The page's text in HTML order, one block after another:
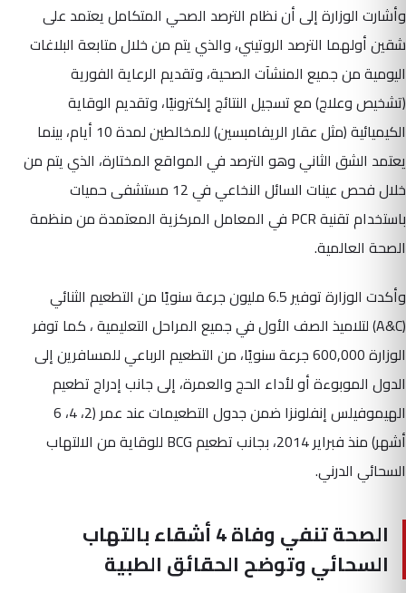
وأشارت الوزارة إلى أن نظام الترصد الصحي المتكامل يعتمد على
شقين أولهما الترصد الروتيني، والذي يتم من خلال متابعة البلاغات
اليومية من جميع المنشآت الصحية، وتقديم الرعاية الفورية
(تشخيص وعلاج) مع تسجيل النتائج إلكترونيًا، وتقديم الوقاية
الكيميائية (مثل عقار الريفامبسين) للمخالطين لمدة 10 أيام، بينما
يعتمد الشق الثاني وهو الترصد في المواقع المختارة، الذي يتم من
خلال فحص عينات السائل النخاعي في 12 مستشفى حميات
باستخدام تقنية PCR في المعامل المركزية المعتمدة من منظمة
الصحة العالمية.
وأكدت الوزارة توفير 6.5 مليون جرعة سنويًا من التطعيم الثنائي
(A&C) لتلاميذ الصف الأول في جميع المراحل التعليمية ، كما توفر
الوزارة 600,000 جرعة سنويًا، من التطعيم الرباعي للمسافرين إلى
الدول الموبوءة أو لأداء الحج والعمرة، إلى جانب إدراج تطعيم
الهيموفيلس إنفلونزا ضمن جدول التطعيمات عند عمر (2، 4، 6
أشهر) منذ فبراير 2014، بجانب تطعيم BCG للوقاية من الالتهاب
السحائي الدرني.
‏‎الصحة تنفي وفاة 4 أشقاء بالتهاب
السحائي وتوضح الحقائق الطبية